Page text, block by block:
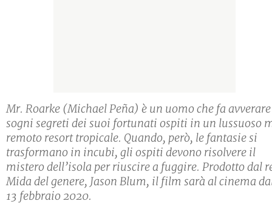
Mr. Roarke (Michael Peña) è un uomo che fa
sogni segreti dei suoi fortunati ospiti in un lussuoso
remoto resort tropicale. Quando, però, le fantasie si
trasformano in incubi, gli ospiti devono risolvere il
mistero dell’isola per riuscire a fuggire. Prodotto dal
Mida del genere, Jason Blum, il film sarà al cinema
13 febbraio 2020.